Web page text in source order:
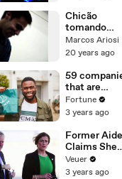
Chicão
tomando
choque
Marcos Ariosi
20 years ago
59
that are
changing the
world: From
Chobani
Fortune
3 years ago
Former Aide
Claims She
Was Asked to
Make a ‘Hit
Veuer
3 years ago